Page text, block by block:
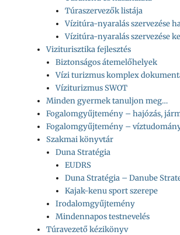
Túraszervezők listája
Vízitúra-nyaralás szervezése
Vízitúra-nyaralás szervezése
Viziturisztika fejlesztés
Biztonságos átemelőhelyek
Vízi turizmus komplex
Víziturizmus SWOT
Minden gyermek tanuljon meg…
Fogalomgyűjtemény – hajózás,
Fogalomgyűjtemény –
Szakmai könyvtár
Duna Stratégia
EUDRS
Duna Stratégia – Danube
Kajak-kenu sport szerepe
Irodalomgyűjtemény
Mindennapos testnevelés
Túravezető kézikönyv